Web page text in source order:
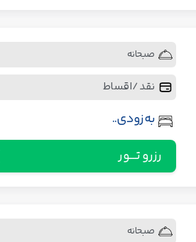
صبحانه
نقد / اقساط
به زودی..
رزرو تـــور
صبحانه